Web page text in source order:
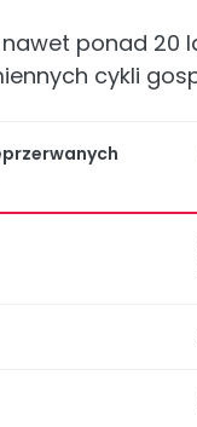
ponad 20
cykli